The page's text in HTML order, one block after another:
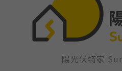
陽光伏特家